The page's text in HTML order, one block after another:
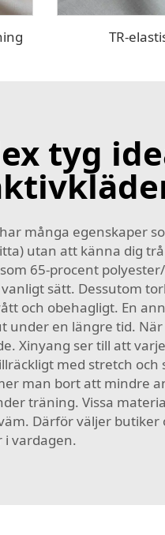
TR-
tyg
många egenskaper
utan att känna dig
65-procent
sätt. Dessutom
och obehagligt. En
under en längre tid.
Xinyang ser till att
med stretch
man bort att mindre
träning. Vissa
Därför väljer
i vardagen.